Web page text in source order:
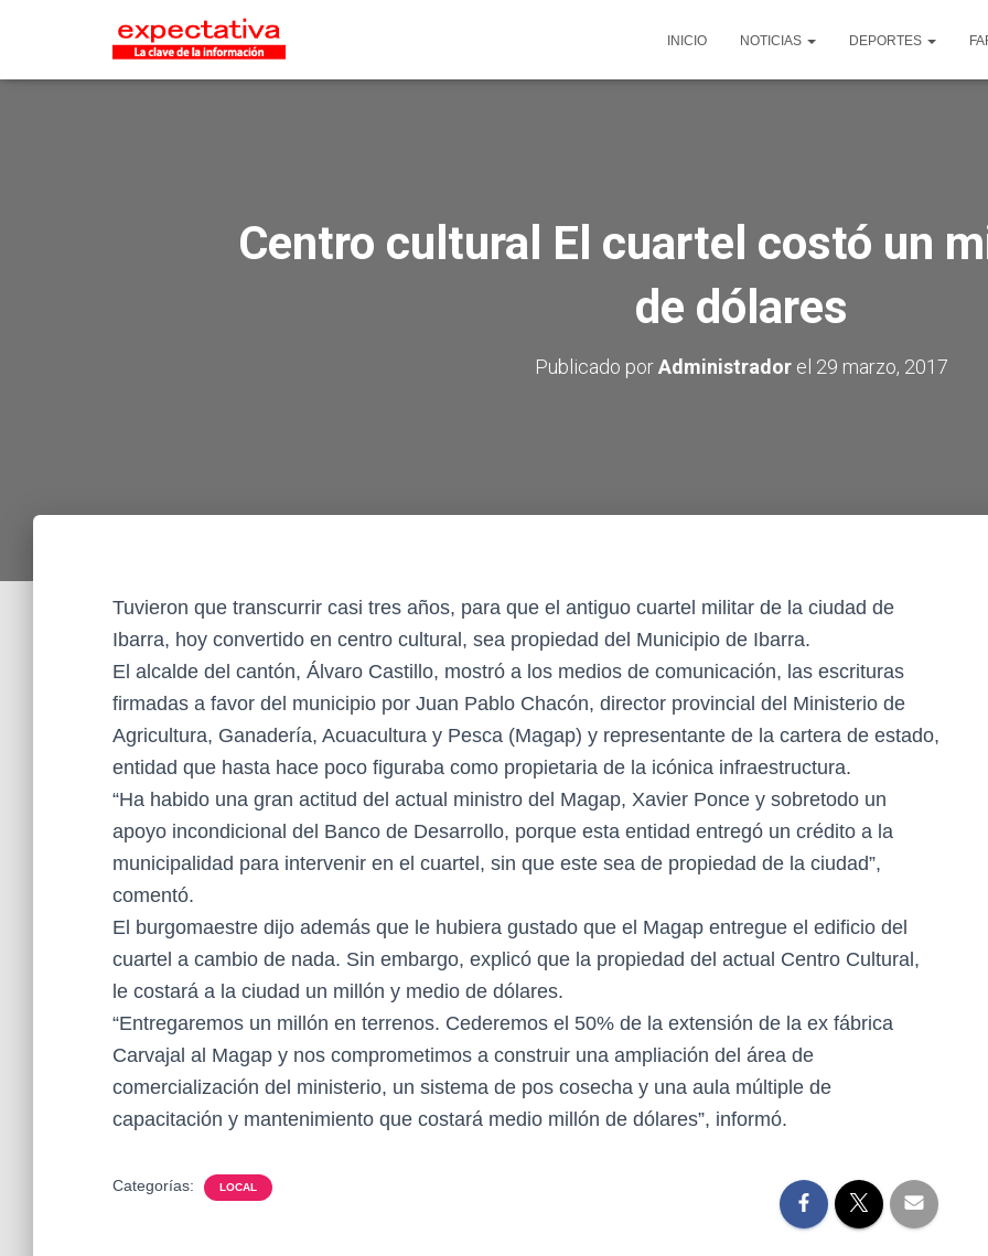
INICIO NOTICIAS DEPORTES
Centro cultural El cuartel costó un
de dólares
Publicado porAdministradorel 29 marzo, 2017
Tuvieron que transcurrir casi tres años, para que el antiguo cuartel militar de la ciudad de
Ibarra, hoy convertido en centro cultural, sea propiedad del Municipio de Ibarra.
El alcalde del cantón, Álvaro Castillo, mostró a los medios de comunicación, las escrituras
firmadas a favor del municipio por Juan Pablo Chacón, director provincial del Ministerio de
Agricultura, Ganadería, Acuacultura y Pesca (Magap) y representante de la cartera de estado,
entidad que hasta hace poco figuraba como propietaria de la icónica infraestructura.
“Ha habido una gran actitud del actual ministro del Magap, Xavier Ponce y sobretodo un
apoyo incondicional del Banco de Desarrollo, porque esta entidad entregó un crédito a la
municipalidad para intervenir en el cuartel, sin que este sea de propiedad de la ciudad”,
comentó.
El burgomaestre dijo además que le hubiera gustado que el Magap entregue el edificio del
cuartel a cambio de nada. Sin embargo, explicó que la propiedad del actual Centro Cultural,
le costará a la ciudad un millón y medio de dólares.
“Entregaremos un millón en terrenos. Cederemos el 50% de la extensión de la ex fábrica
Carvajal al Magap y nos comprometimos a construir una ampliación del área de
comercialización del ministerio, un sistema de pos cosecha y una aula múltiple de
capacitación y mantenimiento que costará medio millón de dólares”, informó.
Categorías: LOCAL